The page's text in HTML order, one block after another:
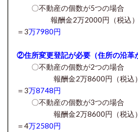
〇不動産の個数が5つの場合
報酬金2万2000円 （税込
＝3万7980円
②住所変更登記が必要（住所の沿革
〇不動産の個数が2つの場合
報酬金2万8600円（税込）
＝3万8748円
〇不動産の個数が3つの場合
報酬金2万8600円 （税
＝4万2580円